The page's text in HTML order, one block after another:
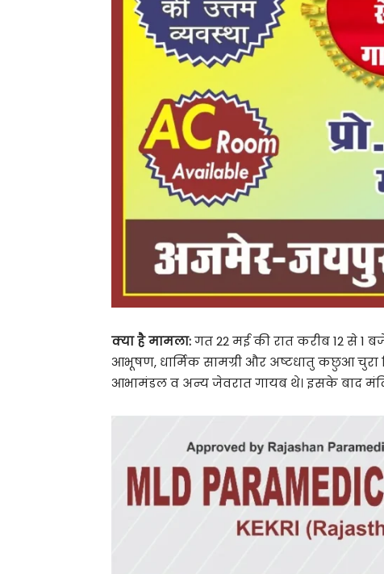
क्या है मामला:गत 22 मई की रात करीब 12 से
आभूषण, धार्मिक सामग्री और अष्टधातु कछुआ चुरा
आभामंडल व अन्य जेवरात गायब थे। इसके बाद